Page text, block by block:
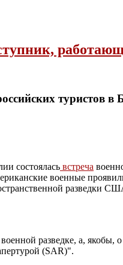
туристов в
состоялась встреча
военные
разведки
разведке, а,
(SAR)".